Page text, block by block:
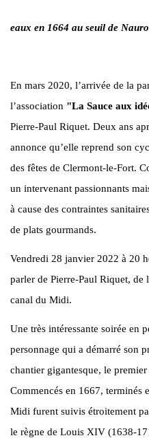
eaux en 1664 au seuil de
En mars 2020, l’arrivée de la
l’association "La Sauce aux
Pierre-Paul Riquet. Deux ans
annonce qu’elle reprend son
des fêtes de Clermont-le-Fort.
un intervenant passionnants
à cause des contraintes
de plats gourmands.
Vendredi 28 janvier 2022 à 20
parler de Pierre-Paul Riquet, de
canal du Midi.
Une très intéressante soirée en
personnage qui a démarré son
chantier gigantesque, le
Commencés en 1667, terminés
Midi furent suivis étroitement
le règne de Louis XIV (1638-